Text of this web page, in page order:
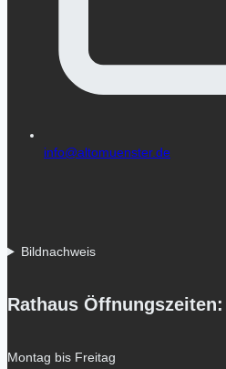
info@altomuenster.de
Bildnachweis
Rathaus Öffnungszeiten:
Montag bis Freitag